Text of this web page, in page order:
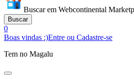
Buscar em Webcontinental
Buscar
0
Boas vindas :)Entre ou Cadastre-se
Tem no Magalu